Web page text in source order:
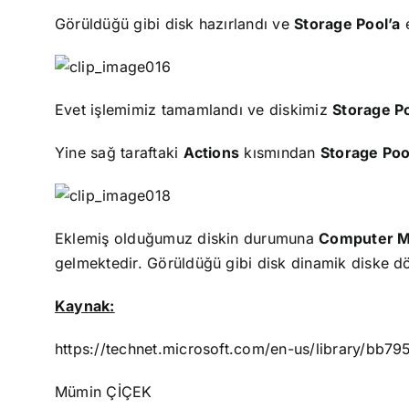
Görüldüğü gibi disk hazırlandı veStorage Pool’a
Evet işlemimiz tamamlandı ve diskimizStorage
Yine sağ taraftaki Actions kısmından Storage
Eklemiş olduğumuz diskin durumunaComputer
gelmektedir. Görüldüğü gibi disk dinamik diske
Kaynak:
https://technet.microsoft.com/en-us/library/
Mümin ÇİÇEK